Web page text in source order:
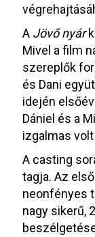
A Jövő nyár
Mivel a film
szereplők
és Dani
idején
Dániel és a
izgalmas
A casting
tagja. Az
neonfényes
nagy sikerű,